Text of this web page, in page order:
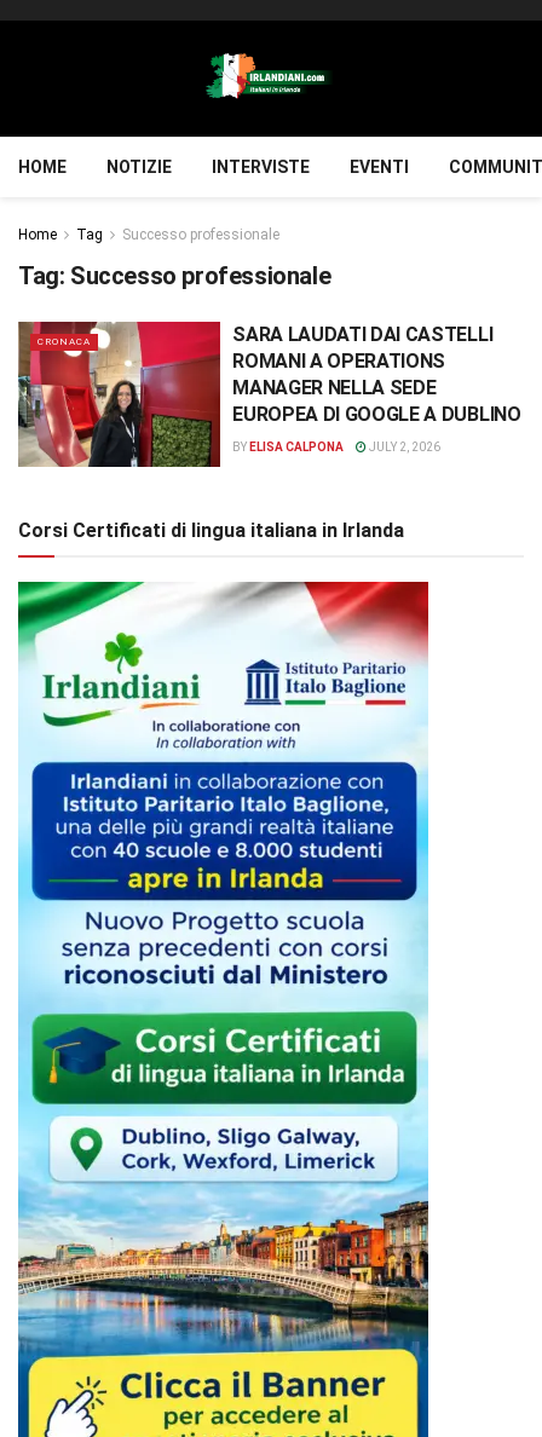
HOME NOTIZIE INTERVISTE EVENTI
Home Tag Successo professionale
Tag: Successo professionale
CRONACA
SARA LAUDATI DAI CASTELLI
ROMANI A OPERATIONS
MANAGER NELLA SEDE
EUROPEA DI GOOGLE A DUBLINO
BY ELISA CALPONA JULY 2, 2026
Corsi Certificati di lingua italiana in Irlanda